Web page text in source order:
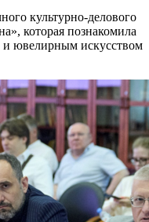
культурно-делового
которая познакомила
и ювелирным искусством